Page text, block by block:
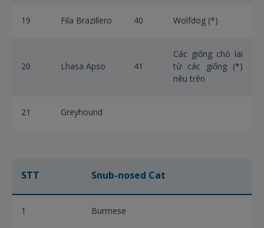
19 Fila Brazillero 40 Wolfdog (*)
20 Lhasa Apso 41
Các giống chó lai
từ các giống (*)
nêu trên
21 Greyhound
STT Snub-nosed Cat
1 Burmese